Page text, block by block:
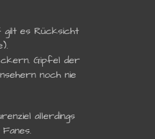
gilt es Rücksicht
Gipfel der
noch nie
allerdings